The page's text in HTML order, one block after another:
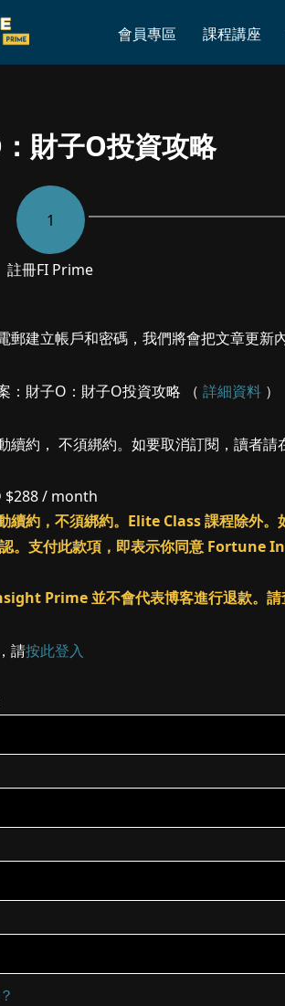
會員專區 課程講座
財子O投資攻略
1
註冊FI Prime
郵建立帳戶和密碼，我們將會把文章更新
：財子O：財子O投資攻略 （ 詳細資料 ）
續約， 不須綁約。如要取消訂閱，讀者請
$288 / month
續約，不須綁約。Elite Class 課程除外
。支付此款項，即表示你同意 Fortune
Prime 並不會代表博客進行退款。請
請按此登入